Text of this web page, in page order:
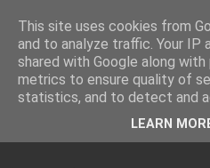
rozoberá témy o zdraví, živote a
This site uses cookies from
and to analyze traffic. Your IP
shared with Google along
metrics to ensure quality of
statistics, and to detect and
LEARN